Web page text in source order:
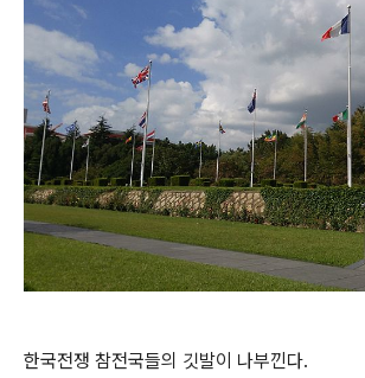
한국전쟁 참전국들의 깃발이 나부낀다.